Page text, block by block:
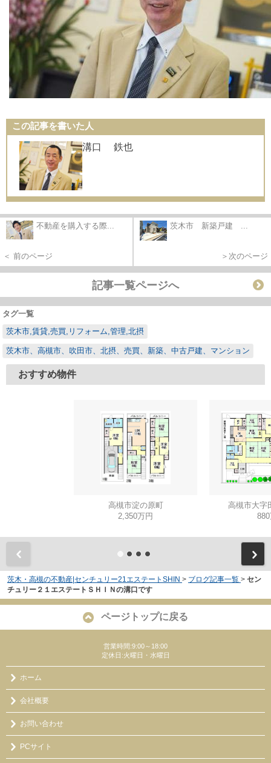
この記事を書いた人
溝口 鉄也
不動産を購入する際...
＜ 前のページ
茨木市 新築戸建 ...
＞次のページ
記事一覧ページへ
タグ一覧
茨木市,賃貸,売買,リフォーム,管理,北摂
茨木市、高槻市、吹田市、北摂、売買、新築、中古戸建、マンション
おすすめ物件
高槻市淀の原町
2,350万円
高槻市大字
茨木・高槻の不動産|センチュリー21エステートSHIN > ブログ記事一覧 > セン
チュリー２１エステートＳＨＩＮの溝口です
ページトップに戻る
営業時間:9:00～18:00
定休日:火曜日・水曜日
ホーム
会社概要
お問い合わせ
PCサイト